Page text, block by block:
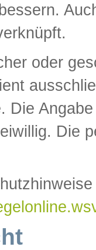
oder
Die
Die